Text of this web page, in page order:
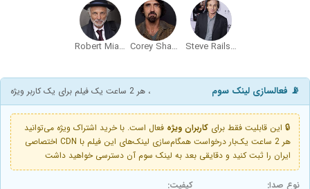
Steve Railsback
Corey Shane Love
Robert Miano
📡 فعالسازی لینک سوم ، هر 2 ساعت یک فیلم برای یک کاربر ویژه
🔒 این قابلیت فقط برای کاربران ویژه فعال است. با خرید اشتراک ویژه می‌توانید
هر 2 ساعت یک‌بار درخواست همگام‌سازی لینک‌های این فیلم با CDN اختصاصی
ایران را ثبت کنید و دقایقی بعد به لینک سوم آن دسترسی خواهید داشت
نوع صدا: کیفیت: